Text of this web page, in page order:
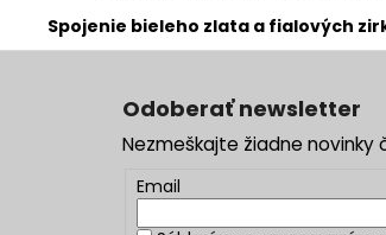
Spojenie bieleho zlata a fialových
Odoberať newsletter
Nezmeškajte žiadne novinky
Email